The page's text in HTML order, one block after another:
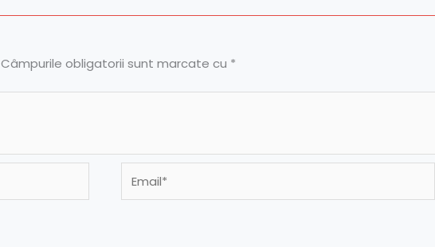
Câmpurile obligatorii sunt marcate cu *